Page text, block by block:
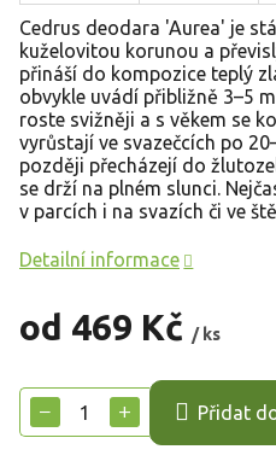
od 469 Kč / ks
cena:
+
− Přidat
Cedrus deodara 'Aurea' je
kuželovitou korunou a
přináší do kompozice teplý
obvykle uvádí přibližně 3–5
roste svižněji a s věkem se
vyrůstají ve svazečcích po
později přecházejí do
se drží na plném slunci.
v parcích i na svazích či ve
Detailní informace